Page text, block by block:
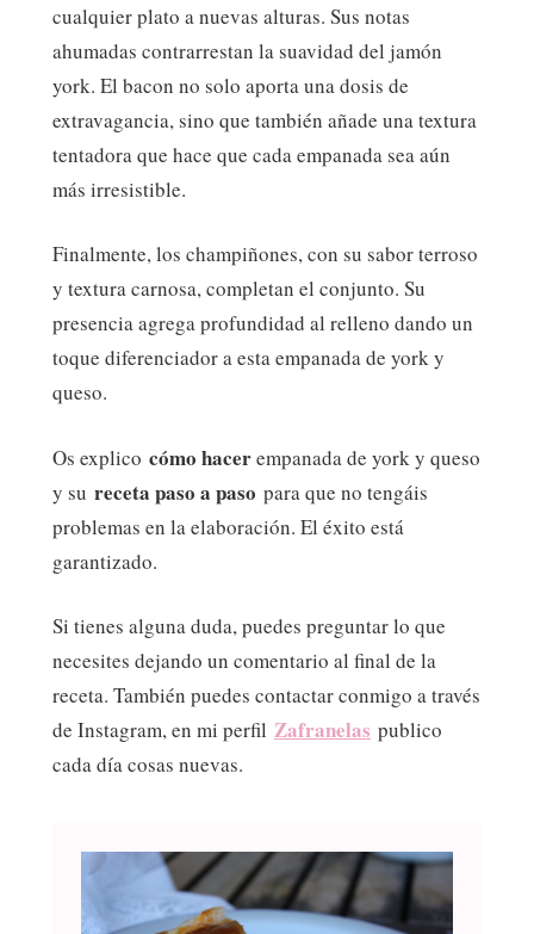
cualquier plato a nuevas alturas. Sus notas
ahumadas contrarrestan la suavidad del jamón
york. El bacon no solo aporta una dosis de
extravagancia, sino que también añade una textura
tentadora que hace que cada empanada sea aún
más irresistible.
Finalmente, los champiñones, con su sabor terroso
y textura carnosa, completan el conjunto. Su
presencia agrega profundidad al relleno dando un
toque diferenciador a esta empanada de york y
queso.
Os explico cómo hacerempanada de york y queso
y su receta paso a paso para que no tengáis
problemas en la elaboración. El éxito está
garantizado.
Si tienes alguna duda, puedes preguntar lo que
necesites dejando un comentario al final de la
receta. También puedes contactar conmigo a través
de Instagram, en mi perfil Zafranelas publico
cada día cosas nuevas.